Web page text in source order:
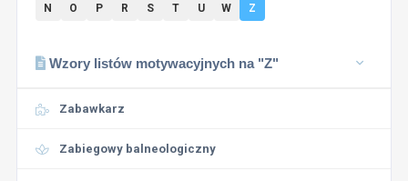
N
O P R S T U W Z
Wzory listów motywacyjnych na "Z"
Zabawkarz
Zabiegowy balneologiczny